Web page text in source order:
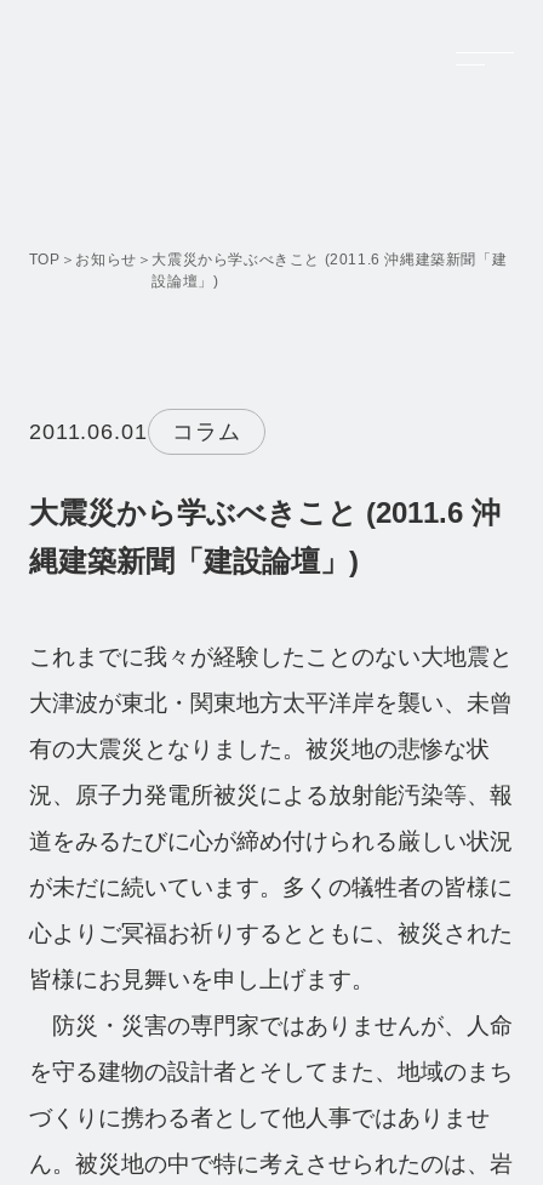
Company
Business
Recruit
採用情報
News
Contact
お問い合わせ
TOP お知らせ
大震災から学ぶべきこと (2011.6 沖縄建築新聞「建
設論壇」)
2011.06.01 コラム
大震災から学ぶべきこと (2011.6 沖
縄建築新聞「建設論壇」)
これまでに我々が経験したことのない大地震と
大津波が東北・関東地方太平洋岸を襲い、未曾
有の大震災となりました。被災地の悲惨な状
況、原子力発電所被災による放射能汚染等、報
道をみるたびに心が締め付けられる厳しい状況
が未だに続いています。多くの犠牲者の皆様に
心よりご冥福お祈りするとともに、被災された
皆様にお見舞いを申し上げます。
防災・災害の専門家ではありませんが、人命
を守る建物の設計者とそしてまた、地域のまち
づくりに携わる者として他人事ではありませ
ん。被災地の中で特に考えさせられたのは、岩